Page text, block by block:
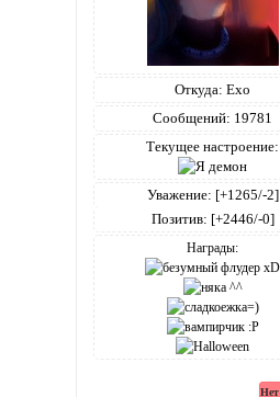
Откуда: Ехо
Сообщений: 19781
Текущее настроение:
Уважение: [+1265/-2]
Позитив: [+2446/-0]
Награды: